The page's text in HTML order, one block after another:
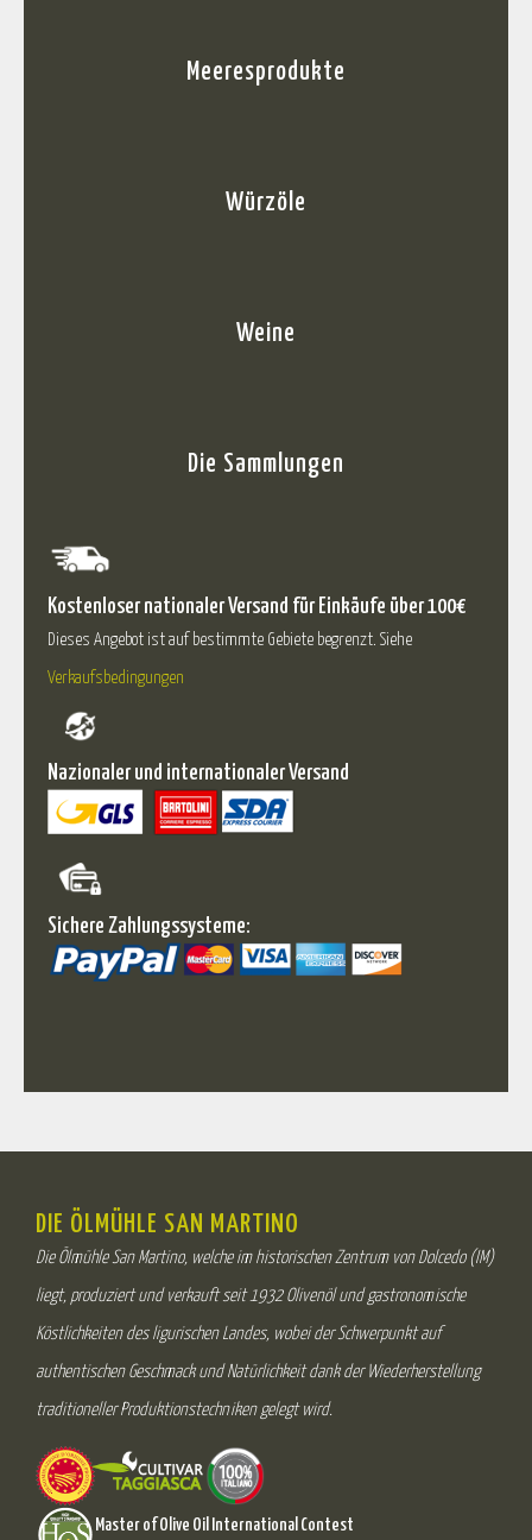
Meeresprodukte
Würzöle
Weine
Die Sammlungen
Kostenloser nationaler Versand für Einkäufe über 100€
Dieses Angebot ist auf bestimmte Gebiete begrenzt. Siehe
Verkaufsbedingungen
Nazionaler und internationaler Versand
Sichere Zahlungssysteme:
DIE ÖLMÜHLE SAN MARTINO
Die Ölmühle San Martino, welche im historischen Zentrum von Dolcedo (IM)
liegt, produziert und verkauft seit 1932 Olivenöl und gastronomische
Köstlichkeiten des ligurischen Landes, wobei der Schwerpunkt auf
authentischen Geschmack und Natürlichkeit dank der Wiederherstellung
traditioneller Produktionstechniken gelegt wird.
Master of Olive Oil International Contest